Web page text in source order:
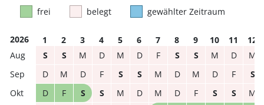
frei belegt gewählter Zeitraum
2026 1 2 3 4 5 6 7 8 9 10 11
12
S
S M D M D F S S M D
M
D
M D F S S M D M D F
S
D
F S S M D M D F S S
M